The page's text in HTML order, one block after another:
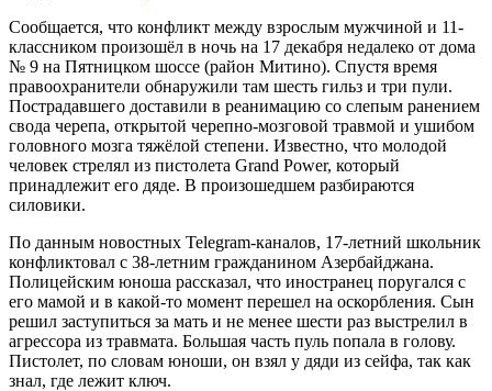
Сообщается, что конфликт между взрослым мужчиной и 11-
классником произошёл в ночь на 17 декабря недалеко от дома
№ 9 на Пятницком шоссе (район Митино). Спустя время
правоохранители обнаружили там шесть гильз и три пули.
Пострадавшего доставили в реанимацию со слепым ранением
свода черепа, открытой черепно-мозговой травмой и ушибом
головного мозга тяжёлой степени. Известно, что молодой
человек стрелял из пистолета Grand Power, который
принадлежит его дяде. В произошедшем разбираются
силовики.
По данным новостных Telegram-каналов, 17-летний школьник
конфликтовал с 38-летним гражданином Азербайджана.
Полицейским юноша рассказал, что иностранец поругался с
его мамой и в какой-то момент перешел на оскорбления. Сын
решил заступиться за мать и не менее шести раз выстрелил в
агрессора из травмата. Большая часть пуль попала в голову.
Пистолет, по словам юноши, он взял у дяди из сейфа, так как
знал, где лежит ключ.